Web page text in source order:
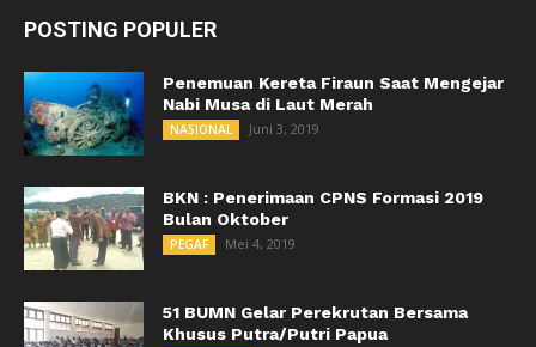
POSTING POPULER
Penemuan Kereta Firaun Saat Mengejar
Nabi Musa di Laut Merah
NASIONAL Juni 3, 2019
BKN : Penerimaan CPNS Formasi 2019
Bulan Oktober
PEGAF Mei 4, 2019
51 BUMN Gelar Perekrutan Bersama
Khusus Putra/Putri Papua